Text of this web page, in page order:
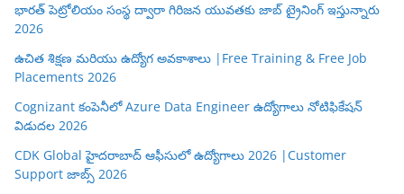
భారత్ పెట్రోలియం సంస్థ ద్వారా గిరిజన యువతకు జాబ్ ట్రైనింగ్ ఇస్తున్నారు
2026
ఉచిత శిక్షణ మరియు ఉద్యోగ అవకాశాలు |Free Training & Free Job
Placements 2026
Cognizant కంపెనీలో Azure Data Engineer ఉద్యోగాలు నోటిఫికేషన్
విడుదల 2026
CDK Global హైదరాబాద్ ఆఫీసులో ఉద్యోగాలు 2026 |Customer
Support జాబ్స్ 2026